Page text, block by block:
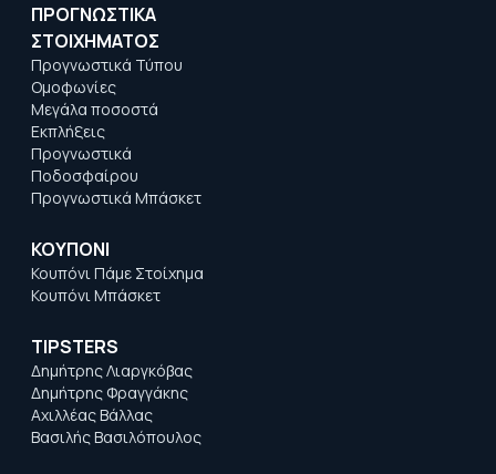
ΠΡΟΓΝΩΣΤΙΚΑ
ΣΤΟΙΧΗΜΑΤΟΣ
Προγνωστικά Τύπου
Ομοφωνίες
Μεγάλα ποσοστά
Εκπλήξεις
Προγνωστικά
Ποδοσφαίρου
Προγνωστικά Μπάσκετ
ΚΟΥΠΟΝΙ
Κουπόνι Πάμε Στοίχημα
Κουπόνι Μπάσκετ
TIPSTERS
Δημήτρης Λιαργκόβας
Δημήτρης Φραγγάκης
Αχιλλέας Βάλλας
Βασιλής Βασιλόπουλος